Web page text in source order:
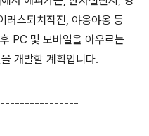
러스퇴치작전, 야옹야옹 등
PC 및 모바일을 아우르는
개발할 계획입니 다.